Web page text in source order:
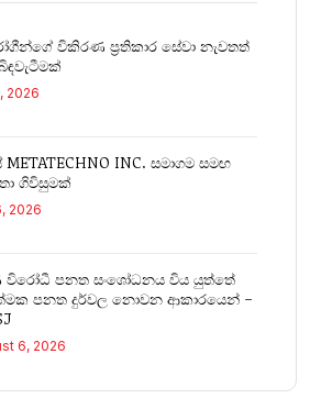
විකිරණ ප්‍රතිකාර සේවා නැවතත්
2026
INC. සමාගම සමඟ
ගිවිසුමක්
2026
විරෝධී පනත සංශෝධනය විය යුත්තේ
පනත දුර්වල නොවන ආකාරයෙන් –
6, 2026